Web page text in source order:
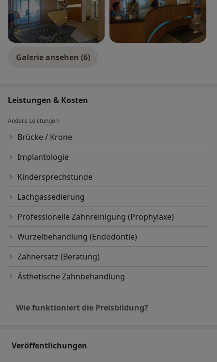
Galerie ansehen (6)
Leistungen & Kosten
Andere Leistungen
Brücke / Krone
Implantologie
Kindersprechstunde
Lachgassedierung
Professionelle Zahnreinigung (Prophylaxe)
Wurzelbehandlung (Endodontie)
Zahnersatz (Beratung)
Ästhetische Zahnbehandlung
Wie funktioniert die Preisbildung?
Veröffentlichungen